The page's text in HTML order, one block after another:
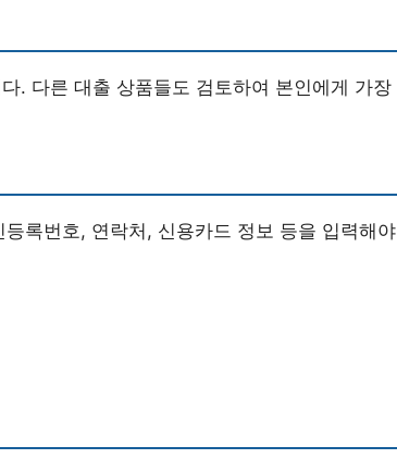
. 다른 대출 상품들도 검토하여 본인에게 가장
록번호, 연락처, 신용카드 정보 등을 입력해야